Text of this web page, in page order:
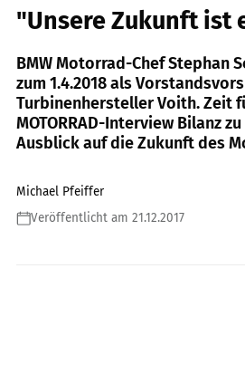
"Unsere Zukunft ist
BMW Motorrad-Chef Stephan
zum 1.4.2018 als
Turbinenhersteller Voith. Zeit
MOTORRAD-Interview Bilanz
Ausblick auf die Zukunft des
Michael Pfeiffer
Veröffentlicht am 21.12.2017